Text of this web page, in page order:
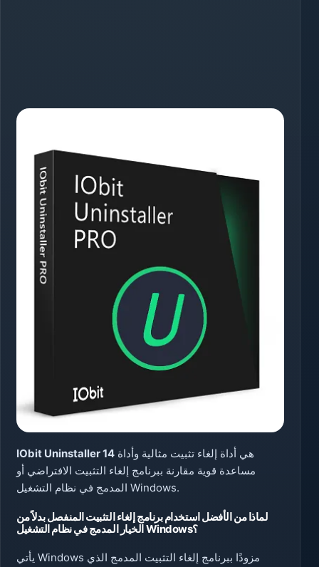
IObit Uninstaller 14
مساعدة قوية مقارنة ببرنامج إلغاء التثبيت الافتراضي أو
المدمج في نظام التشغيل Windows.
لماذا من الأفضل استخدام برنامج إلغاء التثبيت المنفصل بدلاً من
الخيار المدمج في نظام التشغيل Windows؟
يأتي Windows مزودًا ببرنامج إلغاء التثبيت المدمج الذي